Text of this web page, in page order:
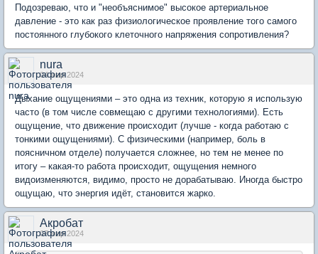
Подозреваю, что и "необъяснимое" высокое артериальное
давление - это как раз физиологическое проявление того самого
постоянного глубокого клеточного напряжения сопротивления?
nura
04 мар 2024
Дыхание ощущениями – это одна из техник, которую я использую
часто (в том числе совмещаю с другими технологиями). Есть
ощущение, что движение происходит (лучше - когда работаю с
тонкими ощущениями). С физическими (например, боль в
поясничном отделе) получается сложнее, но тем не менее по
итогу – какая-то работа происходит, ощущения немного
видоизменяются, видимо, просто не дорабатываю. Иногда быстро
ощущаю, что энергия идёт, становится жарко.
Акробат
07 мар 2024